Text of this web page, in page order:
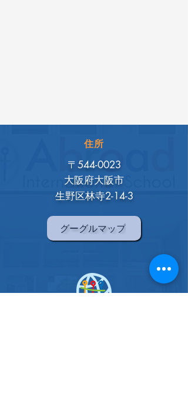
住所
〒544-0023
大阪府大阪市
生野区林寺2-14-3
グーグルマップ